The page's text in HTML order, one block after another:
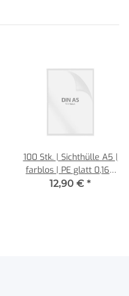
100 Stk. | Sichthülle A5 |
farblos | PE glatt 0,160
mm | REIF Hamburg
12,90 € *